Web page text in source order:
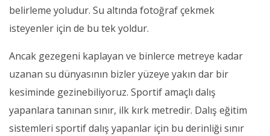
belirleme yoludur. Su altında fotoğraf çekmek
isteyenler için de bu tek yoldur.
Ancak gezegeni kaplayan ve binlerce metreye kadar
uzanan su dünyasının bizler yüzeye yakın dar bir
kesiminde gezinebiliyoruz. Sportif amaçlı dalış
yapanlara tanınan sınır, ilk kırk metredir. Dalış eğitim
sistemleri sportif dalış yapanlar için bu derinliği sınır